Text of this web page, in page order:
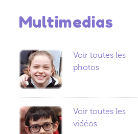
Multimedias
Voir toutes les
photos
Voir toutes les
vidéos